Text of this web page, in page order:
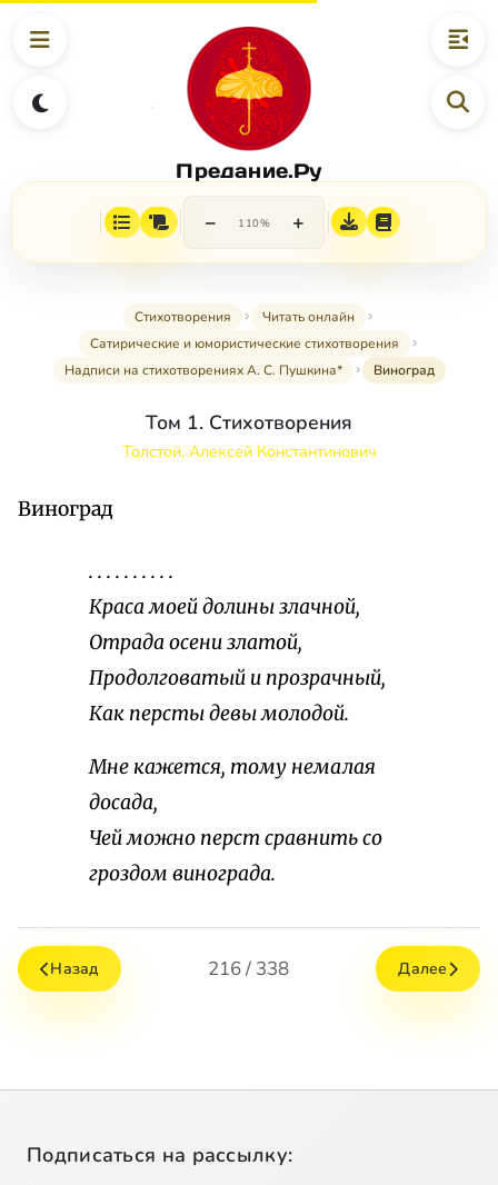
Предание.Ру
− 110% +
Стихотворения
Читать онлайн
Сатирические и юмористические стихотворения
Надписи на стихотворениях А. С. Пушкина*
Виноград
Том 1. Стихотворения
Толстой, Алексей Константинович
Виноград
. . . . . . . . . .
Краса моей долины злачной,
Отрада осени златой,
Продолговатый и прозрачный,
Как персты девы молодой.
Мне кажется, тому немалая
досада,
Чей можно перст сравнить со
гроздом винограда.
Назад 216 / 338 Далее
Подписаться на рассылку: